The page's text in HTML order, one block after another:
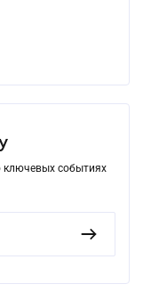
ключевых событиях